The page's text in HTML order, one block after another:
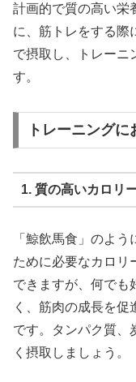
計画的で質の高い栄
に、筋トレをする際
で摂取し、トレーニ
す。
トレーニング
1. 質の高いカロリ
「鯨飲馬食」のよ
ために必要なカロリ
できますが、何でも
く、筋肉の成長を促
です。タンパク質、
く摂取しましょう。